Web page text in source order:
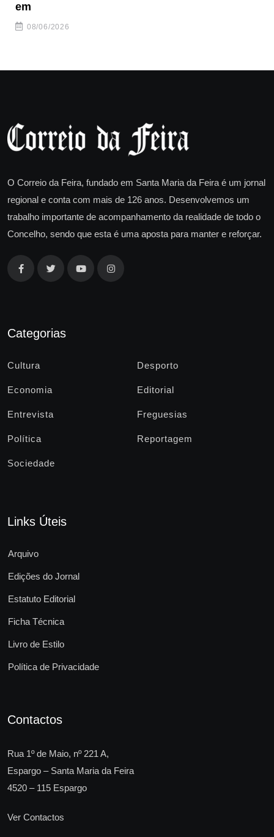
em
08/06/2026
O Correio da Feira, fundado em Santa Maria da Feira é um jornal
regional e conta com mais de 126 anos. Desenvolvemos um
trabalho importante de acompanhamento da realidade de todo o
Concelho, sendo que esta é uma aposta para manter e reforçar.
Categorias
Cultura Desporto
Economia Editorial
Entrevista Freguesias
Política Reportagem
Sociedade
Links Úteis
Arquivo
Edições do Jornal
Estatuto Editorial
Ficha Técnica
Livro de Estilo
Política de Privacidade
Contactos
Rua 1º de Maio, nº 221 A,
Espargo – Santa Maria da Feira
4520 – 115 Espargo
Ver Contactos